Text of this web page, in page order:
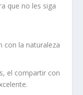
que no les siga
con la naturaleza
el compartir con